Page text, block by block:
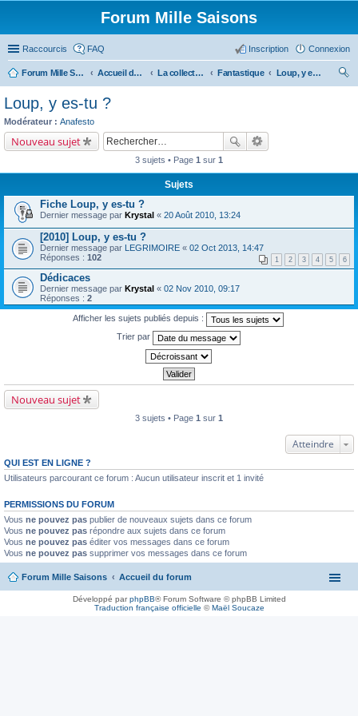
Forum Mille Saisons
Raccourcis FAQ Connexion
Inscription
Forum Mille Saisons Accueil du forum La collection Mille Saisons Fantastique
Loup, y es-tu ?
Loup, y es-tu ?
Modérateur : Anafesto
Nouveau sujet
3 sujets • Page 1 sur 1
Sujets
Fiche Loup, y es-tu ?
Dernier message par Krystal « 20 Août 2010, 13:24
[2010] Loup, y es-tu ?
Dernier message par LEGRIMOIRE « 02 Oct 2013, 14:47
Réponses : 102 1 2 3 4 5 6
Dédicaces
Dernier message par Krystal « 02 Nov 2010, 09:17
Réponses : 2
Afficher les sujets publiés depuis :
Trier par
Nouveau sujet
3 sujets • Page 1 sur 1
Atteindre
QUI EST EN LIGNE ?
Utilisateurs parcourant ce forum : Aucun utilisateur inscrit et 1 invité
PERMISSIONS DU FORUM
Vous ne pouvez pas publier de nouveaux sujets dans ce forum
Vous ne pouvez pas répondre aux sujets dans ce forum
Vous ne pouvez pas éditer vos messages dans ce forum
Vous ne pouvez pas supprimer vos messages dans ce forum
Forum Mille Saisons Accueil du forum
Développé parphpBB® Forum Software © phpBB Limited
Traduction française officielle ©Maël Soucaze